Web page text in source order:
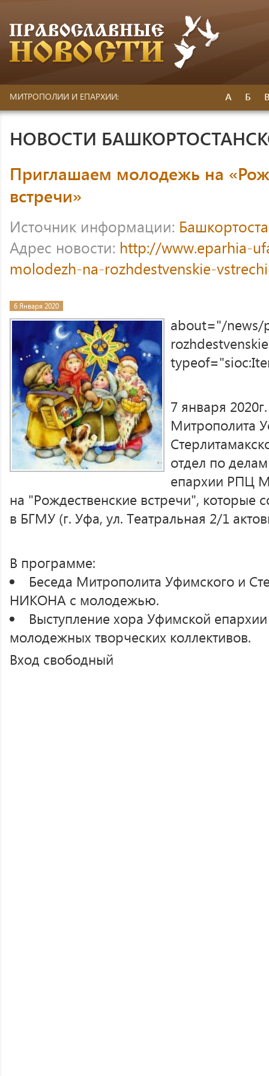
МИТРОПОЛИИ И ЕПАРХИИ: А Б
НОВОСТИ
Приглашаем молодежь на
встречи»
Источник информации:
Адрес новости: http://www.eparhia-
molodezh-na-rozhdestvenskie-
6 Января 2020
about="/news/
7 января
Митрополита
отдел по
епархии РПЦ
на "Рождественские встречи", которые
в БГМУ (г. Уфа, ул. Театральная 2/1
В программе:
Беседа Митрополита Уфимского и
НИКОНА с молодежью.
Выступление хора Уфимской
молодежных творческих коллективов.
Вход свободный